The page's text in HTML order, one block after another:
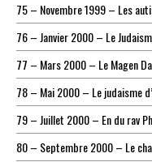
75 – Novembre 1999 – Les
76 – Janvier 2000 – Le
77 – Mars 2000 – Le Magen
78 – Mai 2000 – Le judaisme
79 – Juillet 2000 – En du rav
80 – Septembre 2000 – Le